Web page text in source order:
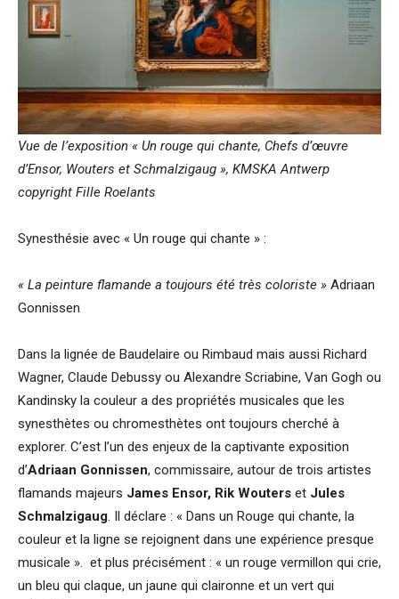
Vue de l’exposition « Un rouge qui chante, Chefs d’œuvre
d’Ensor, Wouters et Schmalzigaug », KMSKA Antwerp
copyright Fille Roelants
Synesthésie avec « Un rouge qui chante » :
« La peinture flamande a toujours été très coloriste » Adriaan
Gonnissen
Dans la lignée de Baudelaire ou Rimbaud mais aussi Richard
Wagner, Claude Debussy ou Alexandre Scriabine, Van Gogh ou
Kandinsky la couleur a des propriétés musicales que les
synesthètes ou chromesthètes ont toujours cherché à
explorer. C’est l’un des enjeux de la captivante exposition
d’Adriaan Gonnissen, commissaire, autour de trois artistes
flamands majeurs James Ensor, Rik Wouters et Jules
Schmalzigaug. Il déclare : « Dans un Rouge qui chante, la
couleur et la ligne se rejoignent dans une expérience presque
musicale ». et plus précisément : « un rouge vermillon qui crie,
un bleu qui claque, un jaune qui claironne et un vert qui